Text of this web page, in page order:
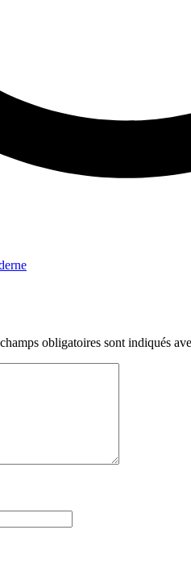
obligatoires sont indiqués